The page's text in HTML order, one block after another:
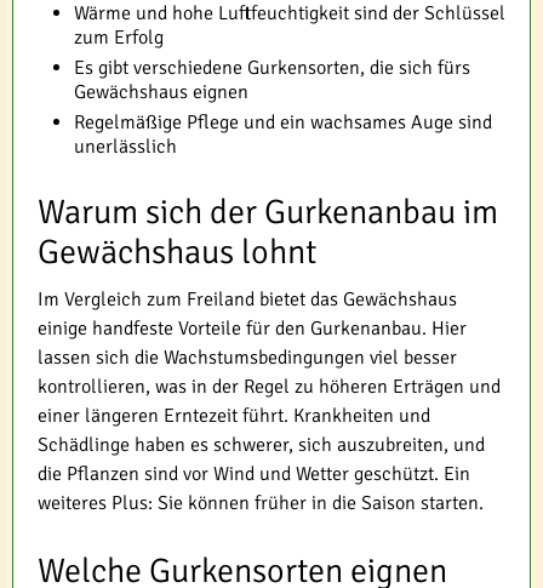
Wärme und hohe Luftfeuchtigkeit sind der Schlüssel
zum Erfolg
Es gibt verschiedene Gurkensorten, die sich fürs
Gewächshaus eignen
Regelmäßige Pflege und ein wachsames Auge sind
unerlässlich
Warum sich der Gurkenanbau im
Gewächshaus lohnt
Im Vergleich zum Freiland bietet das Gewächshaus
einige handfeste Vorteile für den Gurkenanbau. Hier
lassen sich die Wachstumsbedingungen viel besser
kontrollieren, was in der Regel zu höheren Erträgen und
einer längeren Erntezeit führt. Krankheiten und
Schädlinge haben es schwerer, sich auszubreiten, und
die Pflanzen sind vor Wind und Wetter geschützt. Ein
weiteres Plus: Sie können früher in die Saison starten.
Welche Gurkensorten eignen